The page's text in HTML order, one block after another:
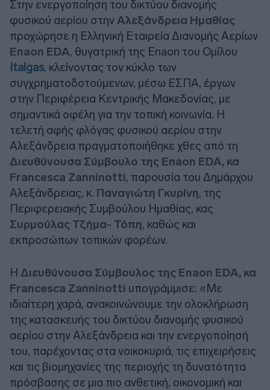
Στην ενεργοποίηση του δικτύου διανομής
φυσικού αερίου στηνΑλεξάνδρεια Ημαθίας
προχώρησε η Ελληνική Εταιρεία Διανομής Αερίων
Enaon EDA, θυγατρική της Enaon του Ομίλου
Italgas, κλείνοντας τον κύκλο των
συγχρηματοδοτούμενων, μέσω ΕΣΠΑ, έργων
στην Περιφέρεια Κεντρικής Μακεδονίας, με
σημαντικά οφέλη για την τοπική κοινωνία. Η
τελετή αφής φλόγας φυσικού αερίου στην
Αλεξάνδρεια πραγματοποιήθηκε χθες από τη
Διευθύνουσα Σύμβουλο της Enaon EDA, κα
Francesca Zanninotti, παρουσία του Δημάρχου
Αλεξάνδρειας, κ. Παναγιώτη Γκυρίνη, της
Περιφερειακής Συμβούλου Ημαθίας, κας
Συρμούλας Τζήμα- Τόπη, καθώς και
εκπροσώπων τοπικών φορέων.
Η Διευθύνουσα Σύμβουλος της Enaon EDA, κα
Francesca Zanninotti υπογράμμισε: «Με
ιδιαίτερη χαρά, ανακοινώνουμε την ολοκλήρωση
της κατασκευής του δικτύου διανομής φυσικού
αερίου στην Αλεξάνδρεια και την ενεργοποίησή
του, παρέχοντας στα νοικοκυριά, τις επιχειρήσεις
και τις βιομηχανίες της περιοχής τη δυνατότητα
πρόσβασης σε μια πιο ανθετική, οικονομική και